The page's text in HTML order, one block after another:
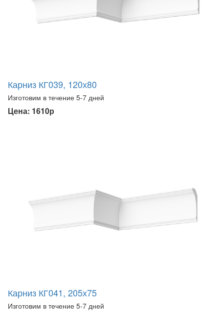
Карниз КГ039, 120х80
Изготовим в течение 5-7 дней
Цена: 1610р
Карниз КГ041, 205х75
Изготовим в течение 5-7 дней